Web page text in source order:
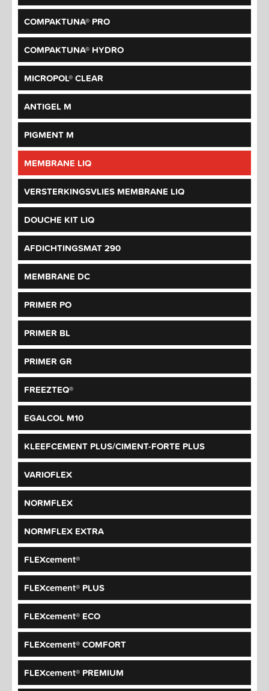
COMPAKTUNA® PRO
COMPAKTUNA® HYDRO
MICROPOL® CLEAR
ANTIGEL M
PIGMENT M
MEMBRANE LIQ
VERSTERKINGSVLIES MEMBRANE LIQ
DOUCHE KIT LIQ
AFDICHTINGSMAT 290
MEMBRANE DC
PRIMER PO
PRIMER BL
PRIMER GR
FREEZTEQ®
EGALCOL M10
KLEEFCEMENT PLUS/CIMENT-FORTE PLUS
VARIOFLEX
NORMFLEX
NORMFLEX EXTRA
FLEXcement®
FLEXcement® PLUS
FLEXcement® ECO
FLEXcement® COMFORT
FLEXcement® PREMIUM